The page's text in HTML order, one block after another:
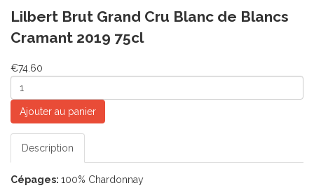
Lilbert Brut Grand Cru Blanc de Blancs
Cramant 2019 75cl
€74.60
Description
Cépages: 100% Chardonnay